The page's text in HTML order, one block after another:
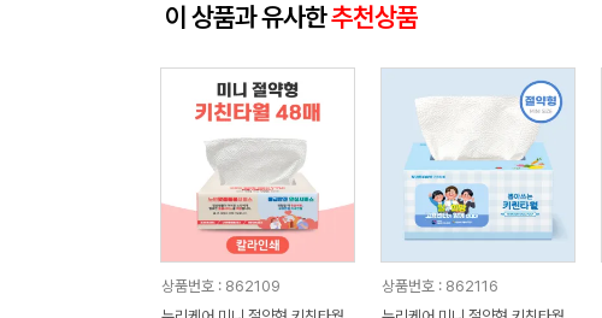
이 상품과 유사한추천상품
상품번호 : 862109
상품번호 : 862116